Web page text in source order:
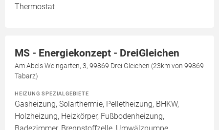
Thermostat
MS - Energiekonzept - DreiGleichen
Am Abels Weingarten, 3, 99869 Drei Gleichen (23km von 99869
Tabarz)
HEIZUNG SPEZIALGEBIETE
Gasheizung, Solarthermie, Pelletheizung, BHKW,
Holzheizung, Heizkörper, Fußbodenheizung,